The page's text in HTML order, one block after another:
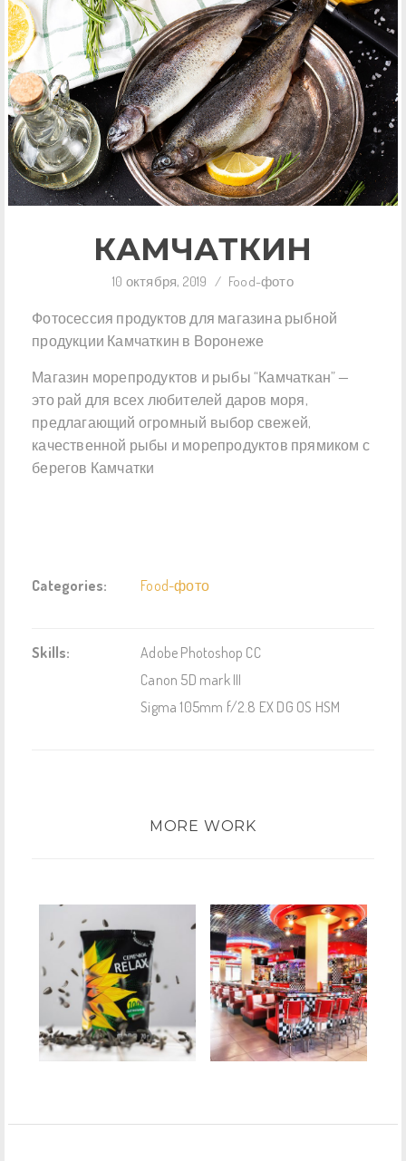
КАМЧАТКИН
10 октября, 2019 / Food-фото
Фотосессия продуктов для магазина рыбной
продукции Камчаткин в Воронеже
Магазин морепродуктов и рыбы “Камчаткан” —
это рай для всех любителей даров моря,
предлагающий огромный выбор свежей,
качественной рыбы и морепродуктов прямиком с
берегов Камчатки
Categories: Food-фото
Skills:
Adobe Photoshop CC
Canon 5D mark III
Sigma 105mm f/2.8 EX DG OS HSM
MORE WORK